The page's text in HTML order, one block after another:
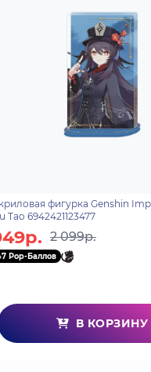
фигурка Genshin
Tao 6942421123477
2 099р.
Pop-Баллов
В КОРЗИНУ